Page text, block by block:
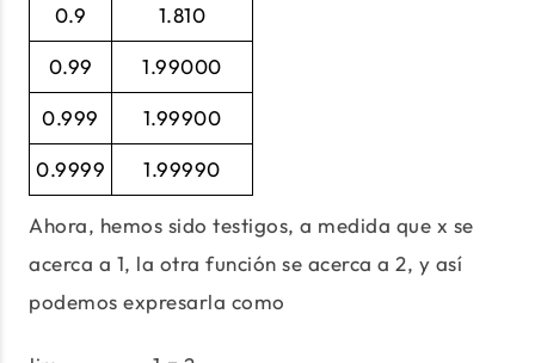
0.9 1.810
0.99 1.99000
0.999 1.99900
0.9999 1.99990
Ahora, hemos sido testigos, a medida que x se
acerca a 1, la otra función se acerca a 2, y así
podemos expresarla como